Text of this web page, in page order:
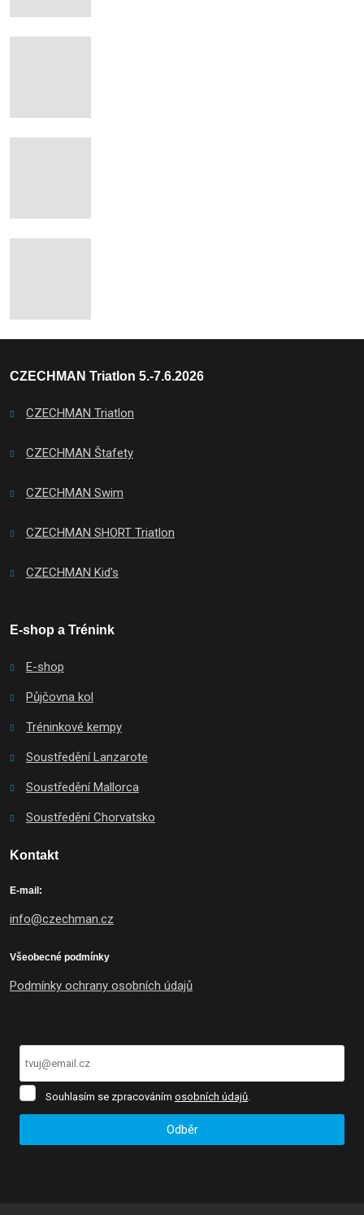
CZECHMAN Triatlon 5.-7.6.2026
CZECHMAN Triatlon
CZECHMAN Štafety
CZECHMAN Swim
CZECHMAN SHORT Triatlon
CZECHMAN Kid's
E-shop a Trénink
E-shop
Půjčovna kol
Tréninkové kempy
Soustředění Lanzarote
Soustředění Mallorca
Soustředění Chorvatsko
Kontakt
E-mail:
info@czechman.cz
Všeobecné podmínky
Podmínky ochrany osobních údajů
Souhlasím
Souhlasím se zpracováním osobních údajů
Odběr